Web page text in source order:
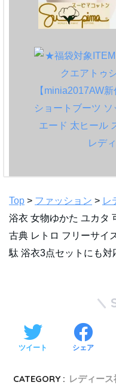
Top > ファッション > レ
浴衣 女物ゆかた ユカタ
古典 レトロ フリーサイ
駄 浴衣3点セットにも対
ツイート シェア
CATEGORY : レディー